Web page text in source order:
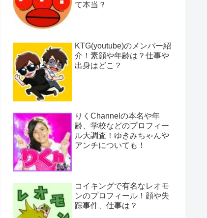
て本当？
KTG(youtube)のメンバー紹
介！素顔や年齢は？仕事や
出身はどこ？
りくChannelの本名や年
齢、学校などのプロフィー
ル大調査！ゆきみちゃんや
アンチについても！
コイキングで有名なレオモ
ンのプロフィール！顔や失
踪事件、仕事は？